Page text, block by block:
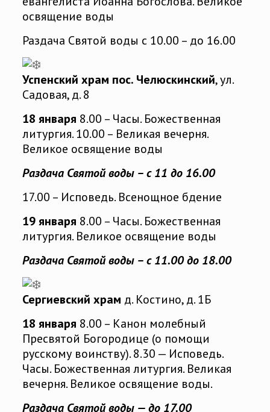
освящение воды
Раздача Святой воды с 10.00 – до 16.00
Успенский храм пос. Челюскинский, ул.
Садовая, д. 8
18 января 8.00 – Часы. Божественная
литургия. 10.00 – Великая вечерня.
Великое освящение воды
Раздача Святой воды – с 11 до 16.00
17.00 – Исповедь. Всенощное бдение
19 января 8.00 – Часы. Божественная
литургия. Великое освящение воды
Раздача Святой воды – с 11.00 до 18.00
Сергиевский храм д. Костино, д. 1Б
18 января 8.00 – Канон молебный
Пресвятой Богородице (о помощи
русскому воинству). 8.30 — Исповедь.
Часы. Божественная литургия. Великая
вечерня. Великое освящение воды.
Раздача Святой воды — до 17.00